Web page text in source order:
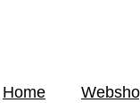
Home